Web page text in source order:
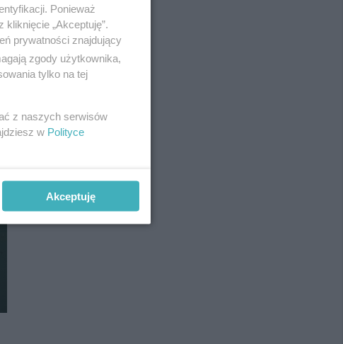
Ponieważ
„Akceptuję”.
prywatności znajdujący
zgody użytkownika,
tylko na tej
z naszych serwisów
w Polityce
Akceptuję